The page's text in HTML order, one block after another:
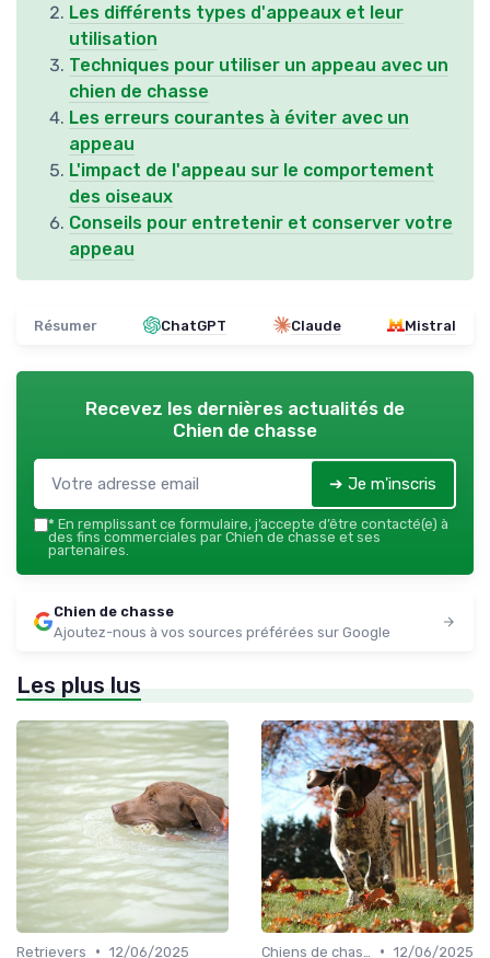
Les différents types d'appeaux et leur
utilisation
Techniques pour utiliser un appeau avec un
chien de chasse
Les erreurs courantes à éviter avec un
appeau
L'impact de l'appeau sur le comportement
des oiseaux
Conseils pour entretenir et conserver votre
appeau
Résumer ChatGPT Claude Mistral
Recevez les dernières actualités de
Chien de chasse
➔ Je m'inscris
* En remplissant ce formulaire, j’accepte d’être contacté(e) à
des fins commerciales par Chien de chasse et ses
partenaires.
Chien de chasse
Ajoutez-nous à vos sources préférées sur Google
Les plus lus
Retrievers • 12/06/2025 • 12/06/2025